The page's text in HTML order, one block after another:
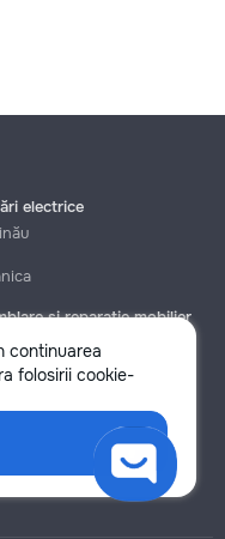
continuarea
folosirii cookie-
electrice
și reparație mobilier